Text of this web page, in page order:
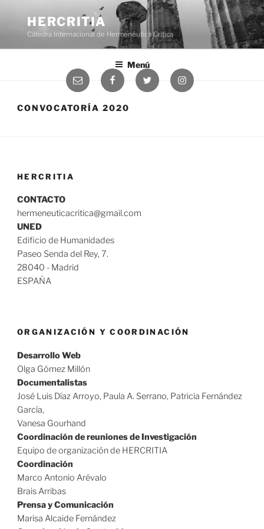
contenido
HERCRITIA
Cátedra Internacional de Hermenéutica Crítica
Menú
CONVOCATORÍA 2020
HERCRITIA
CONTACTO
hermeneuticacritica@gmail.com
UNED
Edificio de Humanidades
Paseo Senda del Rey, 7.
28040 - Madrid
ESPAÑA
ORGANIZACIÓN Y COORDINACIÓN
Desarrollo Web
Olga Gómez Millón
Documentalistas
José Luis Díaz Arroyo, Paula A. Serrano, Patricia Fernández
García,
Vanesa Gourhand
Coordinación de reuniones de Investigación
Equipo de organización de HERCRITIA
Coordinación
Marco Antonio Arévalo
Brais Arribas
Prensa y Comunicación
Marisa Alcaide Fernández
Correo
electrónico
FacebookTwitter Instagram